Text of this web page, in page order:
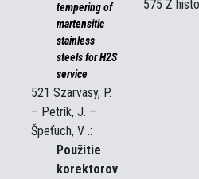
tempering of
martensitic
stainless
steels for H2S
service
521 Szarvasy, P.
– Petrík, J. –
Špeťuch, V .:
Použitie
korektorov
575 Z